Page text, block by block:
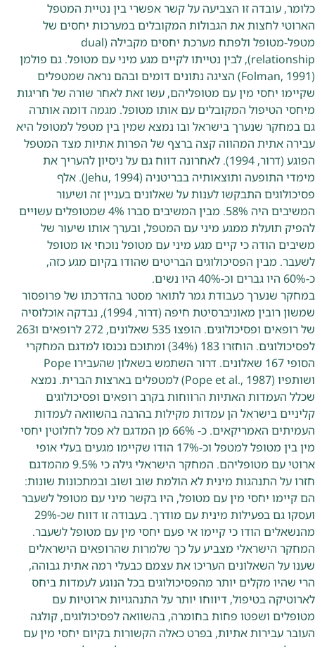
כלומר, עובדה זו הצביעה על קשר אפשרי בין נטיית המטפל
הארוטי לחצות את הגבולות המקובלים במערכות יחסים של
מטפל-מטופל ולפתח מערכת יחסים מקבילה (dual
relationship), לבין נטייתו לקיים מגע מיני עם מטופל. גם פולמן
(Folman, 1991) הציגה נתונים דומים ובהם נראה שמטפלים
שקיימו יחסי מין עם מטופליהם, עשו זאת לאחר שורה של חריגות
מיחסי הטיפול המקובלים עם אותו מטופל. מגמה דומה אותרה
גם במחקר שנערך בישראל ובו נמצא שמין בין מטפל למטופל היא
עבירה אתית המהווה קצה ברצף של הפרות אתיות מצד המטפל
הפוגע (דרור, 1994). לאחרונה דווח גם על ניסיון להעריך את
מימדי התופעה ותוצאותיה בבריטניה (Jehu, 1994). אלף
פסיכולוגים התבקשו לענות על שאלונים בעניין זה ושיעור
המשיבים היה 58%. מבין המשיבים סברו 4% שמטופלים עשויים
להפיק תועלת ממגע מיני עם המטפל, ובערך אותו שיעור של
משיבים הודה כי קיים מגע מיני עם מטופל נוכחי או מטופל
לשעבר. מבין הפסיכולוגים הבריטים שהודו בקיום מגע כזה,
כ-60% היו גברים וכ-40% היו נשים.
במחקר שנערך כעבודת גמר לתואר מסטר בהדרכתו של פרופסור
שמשון רובין מאוניברסיטת חיפה (דרור, 1994), נבדקה אוכלוסיה
של רופאים ופסיכולוגים. הופצו 535 שאלונים, 272 לרופאים ו263
לפסיכולוגים. הוחזרו 183 (34%) ומתוכם נכנסו למדגם המחקרי
הסופי 167 שאלונים. דרור השתמש בשאלון שהעבירו Pope
ושותפיו (Pope et al., 1987) למטפלים בארצות הברית. נמצא
שכלל העמדות האתיות הרווחות בקרב רופאים ופסיכולוגים
קליניים בישראל הן עמדות מקילות בהרבה בהשוואה לעמדות
העמיתים האמריקאים. כ- 66% מן המדגם לא פסל לחלוטין יחסי
מין בין מטופל למטפל וכ-17% הודו שקיימו מגעים בעלי אופי
ארוטי עם מטופליהם. המחקר הישראלי גילה כי 9.5% מהמדגם
חזרו על התנהגות מינית לא הולמת שוב ושוב ובמתכונות שונות:
הם קיימו יחסי מין עם מטופל, היו בקשר מיני עם מטופל לשעבר
ועסקו גם בפעילות מינית עם מודרך. בעבודה זו דווח שכ-29%
מהנשאלים הודו כי קיימו אי פעם יחסי מין עם מטופל לשעבר.
המחקר הישראלי מצביע על כך שלמרות שהרופאים הישראלים
שענו על השאלונים העריכו את עצמם כבעלי רמה אתית גבוהה,
הרי שהיו מקלים יותר מהפסיכולוגים בכל הנוגע לעמדות ביחס
לארוטיקה בטיפול, דיווחו יותר על התנהגויות ארוטיות עם
מטופלים ושפטו פחות בחומרה, בהשוואה לפסיכולוגים, קולגה
העובר עבירות אתיות, בפרט כאלה הקשורות בקיום יחסי מין עם